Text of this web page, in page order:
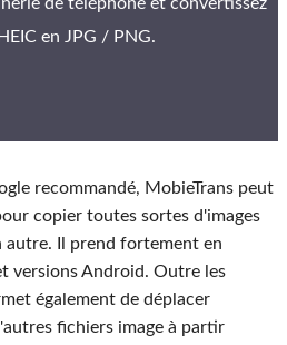
en JPG / PNG.
recommandé, MobieTrans peut
copier toutes sortes d'images
autre. Il prend fortement en
versions Android. Outre les
également de déplacer
fichiers image à partir